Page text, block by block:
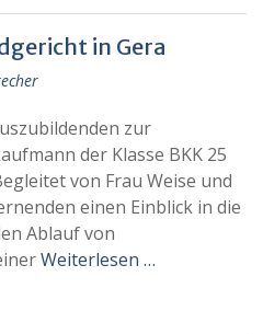
in Gera
zur
der Klasse BKK 25
von Frau Weise und
einen Einblick in die
Ablauf von
Weiterlesen …